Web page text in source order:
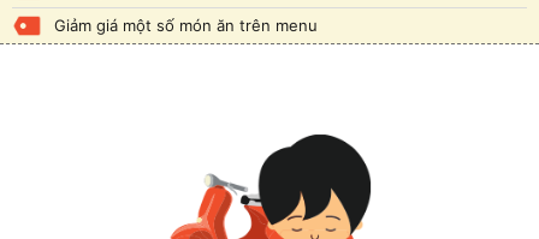
Giảm giá một số món ăn trên menu